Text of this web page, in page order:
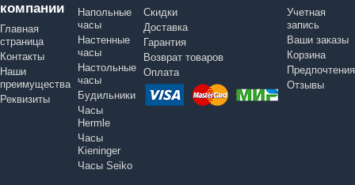
компании
Главная
страница
Контакты
Наши
преимущества
Реквизиты
Напольные
часы
Настенные
часы
Настольные
часы
Будильники
Часы
Hermle
Часы
Kieninger
Часы Seiko
Скидки
Доставка
Гарантия
Возврат товаров
Оплата
Учетная
запись
Ваши заказы
Корзина
Предпочтения
Отзывы